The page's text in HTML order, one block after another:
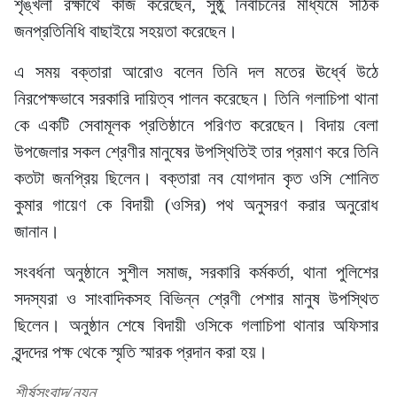
শৃঙ্খলা রক্ষার্থে কাজ করেছেন, সুষ্ঠু নির্বাচনের মাধ্যমে সঠিক
জনপ্রতিনিধি বাছাইয়ে সহয়তা করেছেন।
এ সময় বক্তারা আরোও বলেন তিনি দল মতের ঊর্ধ্বে উঠে
নিরপেক্ষভাবে সরকারি দায়িত্ব পালন করেছেন। তিনি গলাচিপা থানা
কে একটি সেবামূলক প্রতিষ্ঠানে পরিণত করেছেন। বিদায় বেলা
উপজেলার সকল শ্রেণীর মানুষের উপস্থিতিই তার প্রমাণ করে তিনি
কতটা জনপ্রিয় ছিলেন। বক্তারা নব যোগদান কৃত ওসি শোনিত
কুমার গায়েণ কে বিদায়ী (ওসির) পথ অনুসরণ করার অনুরোধ
জানান।
সংবর্ধনা অনুষ্ঠানে সুশীল সমাজ, সরকারি কর্মকর্তা, থানা পুলিশের
সদস্যরা ও সাংবাদিকসহ বিভিন্ন শ্রেণী পেশার মানুষ উপস্থিত
ছিলেন। অনুষ্ঠান শেষে বিদায়ী ওসিকে গলাচিপা থানার অফিসার
বৃন্দদের পক্ষ থেকে স্মৃতি স্মারক প্রদান করা হয়।
শীর্ষসংবাদ/নয়ন